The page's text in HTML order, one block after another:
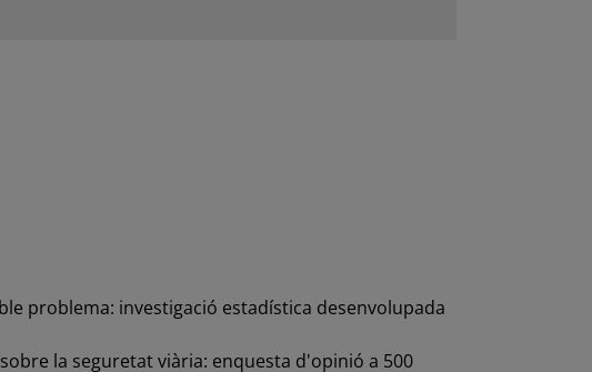
problema: investigació estadística desenvolupada
la seguretat viària: enquesta d'opinió a 500